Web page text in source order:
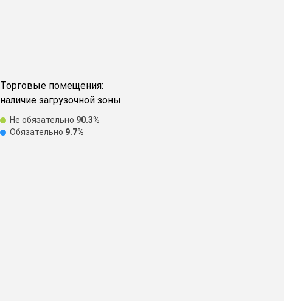
Торговые помещения:
наличие загрузочной зоны
Не обязательно 90.3%
Обязательно 9.7%